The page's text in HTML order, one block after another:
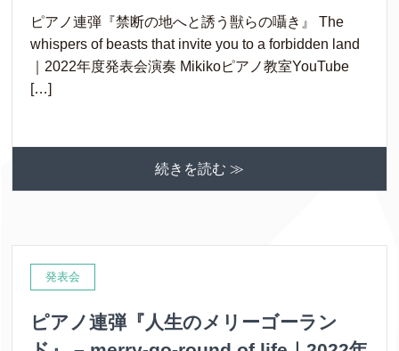
ピアノ連弾『禁断の地へと誘う獣らの囁き』 The
whispers of beasts that invite you to a forbidden land
｜2022年度発表会演奏 Mikikoピアノ教室YouTube
[…]
続きを読む ≫
発表会
ピアノ連弾『人生のメリーゴーラン